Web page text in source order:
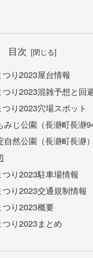
目次
り2023屋台情報
り2023混雑予想と回
り2023穴場スポット
みじ公園（長瀞町長瀞
自然公園（長瀞町長瀞）
り2023駐車場情報
り2023交通規制情報
り2023概要
り2023まとめ